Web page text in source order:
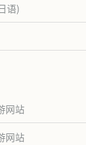
语)
网站
网站